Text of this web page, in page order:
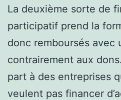
La deuxième sorte de
participatif prend la
donc remboursés avec
contrairement aux
part à des entreprises
veulent pas financer